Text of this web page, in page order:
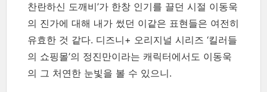
찬란하신 도깨비’가 한창 인기를 끌던 시절 이동욱
의 진가에 대해 내가 썼던 이같은 표현들은 여전히
유효한 것 같다. 디즈니+ 오리지널 시리즈 ‘킬러들
의 쇼핑몰’의 정진만이라는 캐릭터에서도 이동욱
의 그 처연한 눈빛을 볼 수 있으니.